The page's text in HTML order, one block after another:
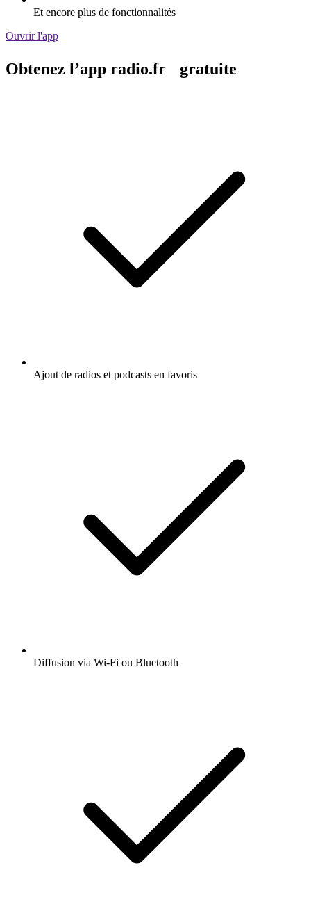
Et encore plus de fonctionnalités
Ouvrir l'app
Obtenez l’app radio.fr gratuite
Ajout de radios et podcasts en favoris
Diffusion via Wi-Fi ou Bluetooth